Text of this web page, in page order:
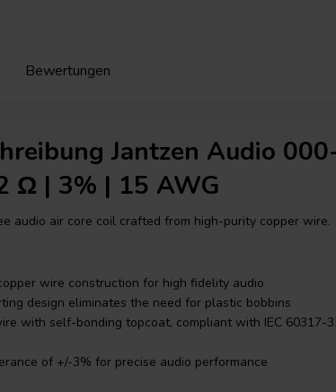
Bewertungen
Jantzen Audio
Ω | 3% | 15 AWG
audio air core coil crafted from high-purity copper wire.
wire construction for high fidelity audio
design eliminates the need for plastic bobbins
with self-bonding topcoat, compliant with IEC 60317-
of +/-3% for precise audio performance